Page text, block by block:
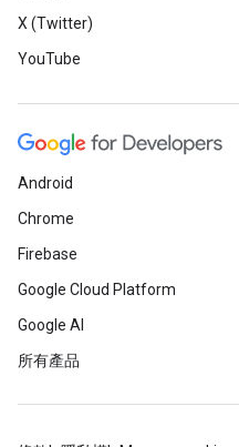
X (Twitter)
YouTube
Android
Chrome
Firebase
Google Cloud Platform
Google AI
所有產品